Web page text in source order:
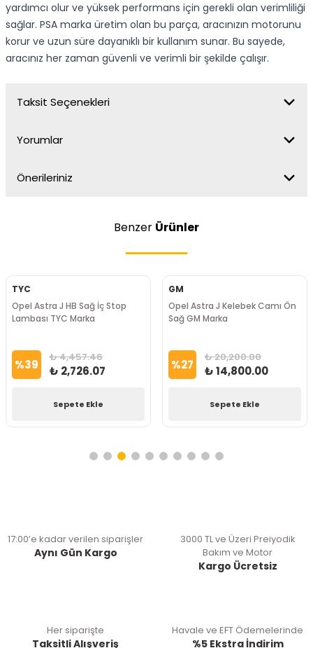
yardımcı olur ve yüksek performans için gerekli olan verimliliği
sağlar. PSA marka üretim olan bu parça, aracınızın motorunu
korur ve uzun süre dayanıklı bir kullanım sunar. Bu sayede,
aracınız her zaman güvenli ve verimli bir şekilde çalışır.
Taksit Seçenekleri
Yorumlar
Önerileriniz
Benzer Ürünler
TYC
Opel Astra J HB Sağ İç Stop
Lambası TYC Marka
%39 ₺ 4,457.46
₺ 2,726.07
Sepete Ekle
GM
Opel Astra J Kelebek Camı Ön
Sağ GM Marka
%27 ₺ 20,200.00
₺ 14,800.00
Sepete Ekle
17:00’e kadar verilen siparişler
Aynı Gün Kargo
3000 TL ve Üzeri Preiyodik
Bakım ve Motor
Kargo Ücretsiz
Her siparişte
Taksitli Alışveriş
Havale ve EFT Ödemelerinde
%5 Ekstra İndirim